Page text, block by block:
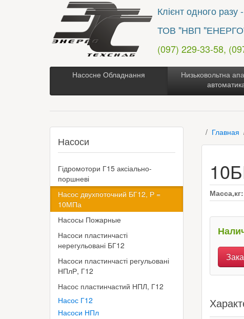
Клієнт одного разу
ТОВ "НВП
(097) 229-33-58,
Насосне Обладнання
Низьковольтна
Главная
Насоси
Гідромотори Г15 аксіально-
поршневі
Насос двухпоточний БГ12, Р =
10МПа
Насосы Пожарные
Насоси пластинчасті
нерегульовані БГ12
Насоси пластинчасті регульовані
НПлР, Г12
Насос пластинчастий НПЛ, Г12
Насос Г12
Насоси НПл